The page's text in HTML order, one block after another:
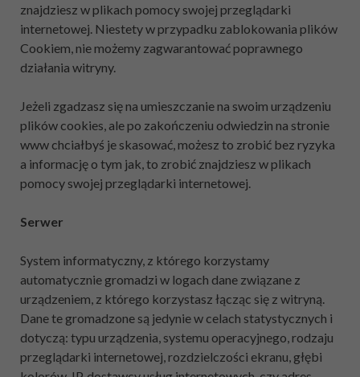
znajdziesz w plikach pomocy swojej przeglądarki
internetowej. Niestety w przypadku zablokowania plików
Cookiem, nie możemy zagwarantować poprawnego
działania witryny.
Jeżeli zgadzasz się na umieszczanie na swoim urządzeniu
plików cookies, ale po zakończeniu odwiedzin na stronie
www chciałbyś je skasować, możesz to zrobić bez ryzyka
a informację o tym jak, to zrobić znajdziesz w plikach
pomocy swojej przeglądarki internetowej.
Serwer
System informatyczny, z którego korzystamy
automatycznie gromadzi w logach dane związane z
urządzeniem, z którego korzystasz łącząc się z witryną.
Dane te gromadzone są jedynie w celach statystycznych i
dotyczą: typu urządzenia, systemu operacyjnego, rodzaju
przeglądarki internetowej, rozdzielczości ekranu, głębi